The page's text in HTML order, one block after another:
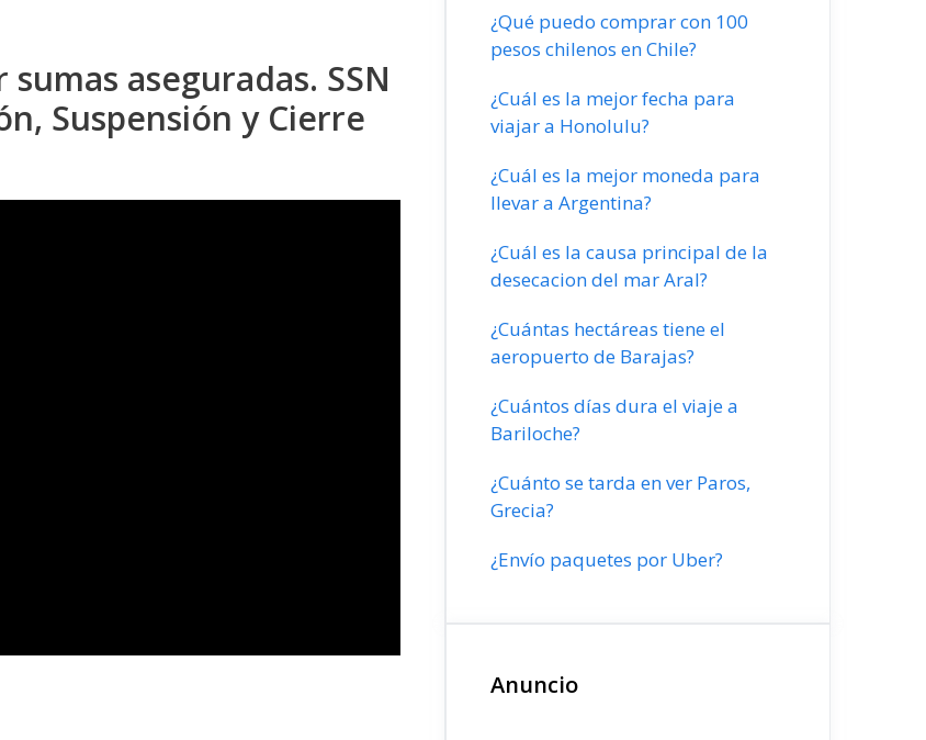
aseguradas. SSN
Suspensión y Cierre
¿Qué puedo comprar con 100
pesos chilenos en Chile?
¿Cuál es la mejor fecha para
viajar a Honolulu?
¿Cuál es la mejor moneda para
llevar a Argentina?
¿Cuál es la causa principal de la
desecacion del mar Aral?
¿Cuántas hectáreas tiene el
aeropuerto de Barajas?
¿Cuántos días dura el viaje a
Bariloche?
¿Cuánto se tarda en ver Paros,
Grecia?
¿Envío paquetes por Uber?
Anuncio